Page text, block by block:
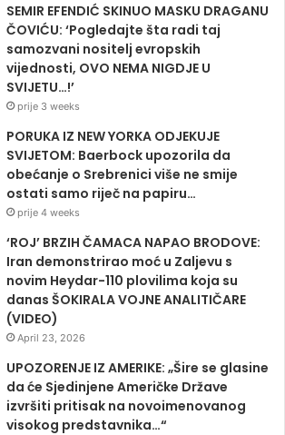
SEMIR EFENDIĆ SKINUO MASKU DRAGANU
ČOVIĆU: ‘Pogledajte šta radi taj
samozvani nositelj evropskih
vijednosti, OVO NEMA NIGDJE U
SVIJETU…!’
prije 3 weeks
PORUKA IZ NEW YORKA ODJEKUJE
SVIJETOM: Baerbock upozorila da
obećanje o Srebrenici više ne smije
ostati samo riječ na papiru…
prije 4 weeks
‘ROJ’ BRZIH ČAMACA NAPAO BRODOVE:
Iran demonstrirao moć u Zaljevu s
novim Heydar-110 plovilima koja su
danas ŠOKIRALA VOJNE ANALITIČARE
(VIDEO)
April 23, 2026
UPOZORENJE IZ AMERIKE: „Šire se glasine
da će Sjedinjene Američke Države
izvršiti pritisak na novoimenovanog
visokog predstavnika…“